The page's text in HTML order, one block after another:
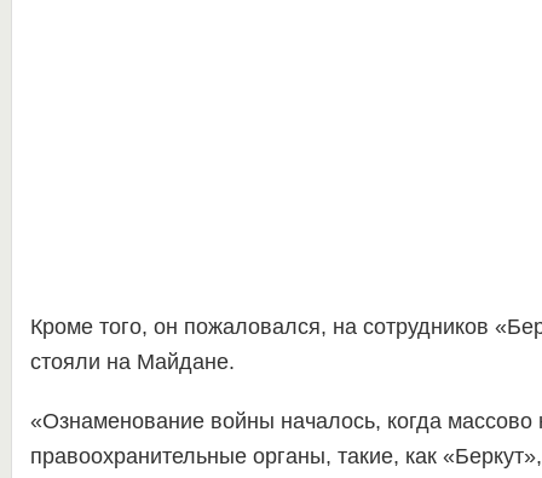
Кроме того, он пожаловался, на сотрудников
стояли на Майдане.
«Ознаменование войны началось, когда массово
правоохранительные органы, такие, как